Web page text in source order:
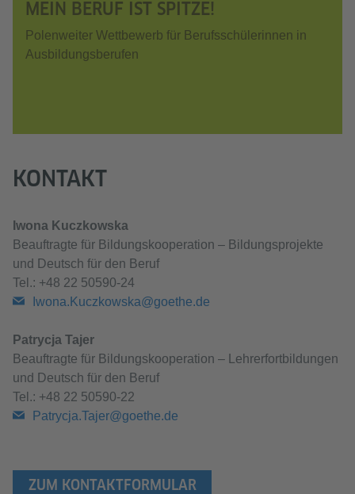
MEIN BERUF IST SPITZE!
Polenweiter Wettbewerb für Berufsschülerinnen in
Ausbildungsberufen
KONTAKT
Iwona Kuczkowska
Beauftragte für Bildungskooperation – Bildungsprojekte
und Deutsch für den Beruf
Tel.: +48 22 50590-24
Iwona.Kuczkowska@goethe.de
Patrycja Tajer
Beauftragte für Bildungskooperation – Lehrerfortbildungen
und Deutsch für den Beruf
Tel.: +48 22 50590-22
Patrycja.Tajer@goethe.de
ZUM KONTAKTFORMULAR